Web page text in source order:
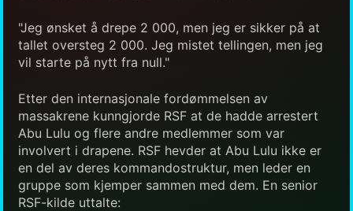
"Jeg ønsket å drepe 2 000, men jeg er sikker på at
tallet oversteg 2 000. Jeg mistet tellingen, men jeg
vil starte på nytt fra null."
Etter den internasjonale fordømmelsen av
massakrene kunngjorde RSF at de hadde arrestert
Abu Lulu og flere andre medlemmer som var
involvert i drapene. RSF hevder at Abu Lulu ikke er
en del av deres kommandostruktur, men leder en
gruppe som kjemper sammen med dem. En senior
RSF-kilde uttalte: